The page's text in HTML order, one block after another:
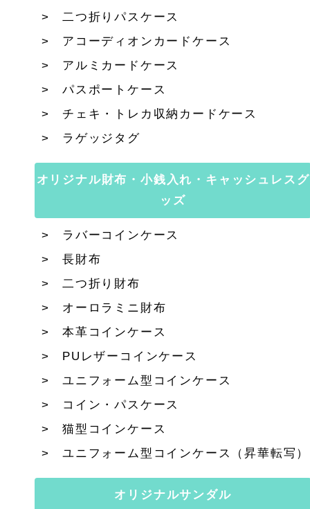
二つ折りパスケース
アコーディオンカードケース
アルミカードケース
パスポートケース
チェキ・トレカ収納カードケース
ラゲッジタグ
オリジナル財布・小銭入れ・キャッシュレスグ
ッズ
ラバーコインケース
長財布
二つ折り財布
オーロラミニ財布
本革コインケース
PUレザーコインケース
ユニフォーム型コインケース
コイン・パスケース
猫型コインケース
ユニフォーム型コインケース（昇華転写）
オリジナルサンダル